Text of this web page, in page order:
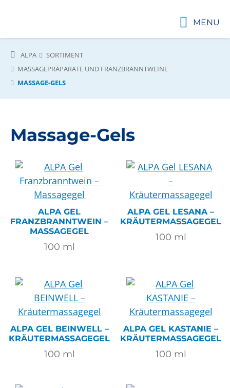
MENU
ALPA
SORTIMENT
MASSAGEPRÄPARATE UND FRANZBRANNTWEINE
MASSAGE-GELS
Massage-Gels
ALPA GEL
FRANZBRANNTWEIN –
MASSAGEGEL
100 ml
ALPA GEL LESANA –
KRÄUTERMASSAGEGEL
100 ml
ALPA GEL BEINWELL –
KRÄUTERMASSAGEGEL
100 ml
ALPA GEL KASTANIE –
KRÄUTERMASSAGEGEL
100 ml